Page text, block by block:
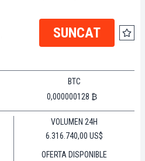
SUNCAT
BTC
0,000000128 ₿
VOLUMEN 24H
6.316.740,00 US$
OFERTA DISPONIBLE